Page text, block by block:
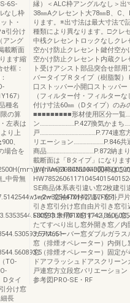
6S-
なし枠
ト・
引分け
アング
載断面
ます縮
框：
）
種名
の算
左表は
り上
、
場合を
_中骨無
TO-
Dタイ
分け窓
長
縁）＜ALC枠アングルなし＞
38㎜Aクレセント大78㎜B、C
ります。※出寸法は最大寸法で
種類により異なります。□クレ
中桟クレセントロックなしク
空かけ防止クレセント鍵付空
空かけ防止クレセント内蔵ク
ト受けアシスト部品突合せ部
バータイプＲタイプ（樹脂製
口ストッパー小開口ストッパ
（フィルター付・フィルター
付け寸法60㎜（Dタイプ）のみ
■■■■■■■■■形材使用区分一覧
ン……………………P.427換気かまち
戸…………………………………P.774連窓
リエーション…………………P.846
商品……………………………P.872納ま
載断面は「Bタイプ」になりま
ます7A651-K4NU-K-B図枠はこ
SE商品体系表引違い窓2枚建引
ンター窓袖FIX付引違い窓引戸
引き窓引分け窓自由片引き窓
FIX窓巾木用FIX窓すべり出し
たてすべり出し窓外開き窓／
ガラスルーバー窓ダブルガラ
窓（排煙オペレーター）内倒
窓（排煙オペレーター）固定
ドアフラッシュドアスクリー
戸連窓方立段窓バリエーショ
参考図PRO-SE・RF